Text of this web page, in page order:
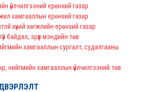
үйлчилгээний ерөнхий газар
хамгааллын ерөнхий газар
хүний хөгжлийн ерөнхий газар
байдал, эрүүл мэндийн төв
хамгааллын сургалт, судалгааны
нийгмийн хамгааллын үйлчилгээний төв